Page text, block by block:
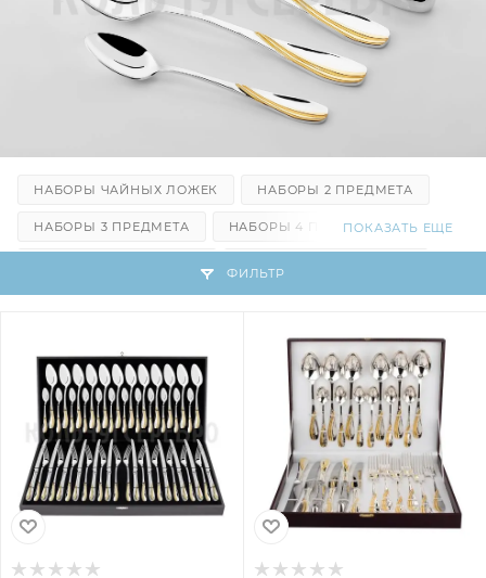
НАБОРЫ ЧАЙНЫХ ЛОЖЕК НАБОРЫ 2 ПРЕДМЕТА
НАБОРЫ 3 ПРЕДМЕТА НАБОРЫ 4 ПРЕДМЕТА
НАБОРЫ 24 ПРЕДМЕТА НАБОРЫ 48 ПРЕДМЕТОВ
ЛОЖКИ ДЕСЕРТНЫЕ
ЛОЖКИ ЧАЙНЫЕ ВИЛКИ СТОЛОВЫЕ
ВИЛКИ ДЕСЕРТНЫЕ ВИЛКИ ДЛЯ ЛИМОНА
НОЖИ СТОЛОВЫЕ НОЖИ ДЕСЕРТНЫЕ
ПОКАЗАТЬ ЕЩЕ
ФИЛЬТР